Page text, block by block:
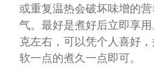
或重复温热会破坏味增的
气。最好是煮好后立即享
克左右，可以凭个人喜好
软一点的煮久一点即可。